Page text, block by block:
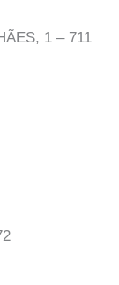
1 – 711